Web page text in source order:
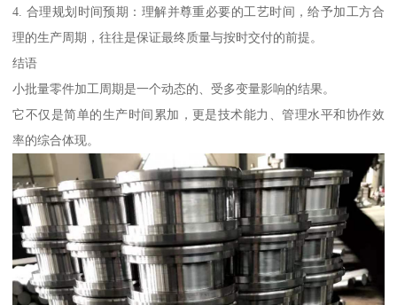
4. 合理规划时间预期：理解并尊重必要的工艺时间，给予加工方合
理的生产周期，往往是保证最终质量与按时交付的前提。
结语
小批量零件加工周期是一个动态的、受多变量影响的结果。
它不仅是简单的生产时间累加，更是技术能力、管理水平和协作效
率的综合体现。